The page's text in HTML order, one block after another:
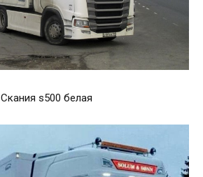
Скания s500 белая